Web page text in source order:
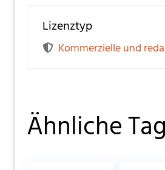
Lizenztyp
Kommerzielle und
Ähnliche